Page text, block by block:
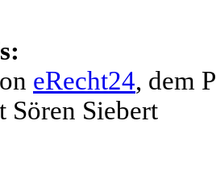
eRecht24, dem
Sören Siebert